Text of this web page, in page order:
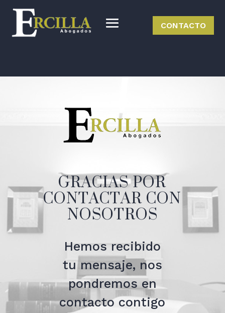
CONTACTO
GRACIAS POR
CONTACTAR CON
NOSOTROS
Hemos recibido
tu mensaje, nos
pondremos en
contacto contigo